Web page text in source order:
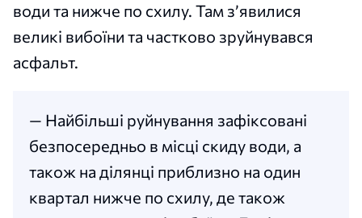
води та нижче по схилу. Там з’явилися
великі вибоїни та частково зруйнувався
асфальт.
— Найбільші руйнування зафіксовані
безпосередньо в місці скиду води, а
також на ділянці приблизно на один
квартал нижче по схилу, де також